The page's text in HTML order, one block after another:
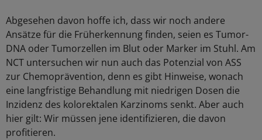
Abgesehen davon hoffe ich, dass wir noch andere
Ansätze für die Früherkennung finden, seien es Tumor-
DNA oder Tumorzellen im Blut oder Marker im Stuhl. Am
NCT untersuchen wir nun auch das Potenzial von ASS
zur Chemoprävention, denn es gibt Hinweise, wonach
eine langfristige Behandlung mit niedrigen Dosen die
Inzidenz des kolorektalen Karzinoms senkt. Aber auch
hier gilt: Wir müssen jene identifizieren, die davon
profitieren.